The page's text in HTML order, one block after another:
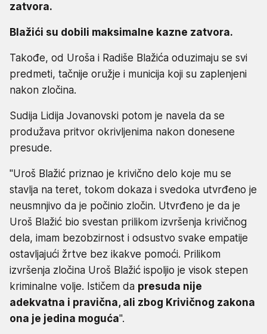
zatvora.
Blažići su dobili maksimalne kazne zatvora.
Takođe, od Uroša i Radiše Blažića oduzimaju se svi
predmeti, tačnije oružje i municija koji su zaplenjeni
nakon zločina.
Sudija Lidija Jovanovski potom je navela da se
produžava pritvor okrivljenima nakon donesene
presude.
"Uroš Blažić priznao je krivično delo koje mu se
stavlja na teret, tokom dokaza i svedoka utvrđeno je
neusmnjivo da je počinio zločin. Utvrđeno je da je
Uroš Blažić bio svestan prilikom izvršenja krivičnog
dela, imam bezobzirnost i odsustvo svake empatije
ostavljajući žrtve bez ikakve pomoći. Prilikom
izvršenja zločina Uroš Blažić ispoljio je visok stepen
kriminalne volje. Ističem da presuda nije
adekvatna i pravična, ali zbog Krivičnog zakona
ona je jedina moguća".